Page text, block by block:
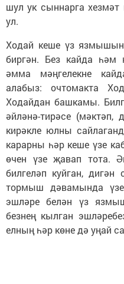
шул ук сыннарга
ул.
Ходай кеше үз
биргән. Без кайда һәм
әмма мәңгелекне
алабыз: очтомакта
Ходайдан башкамы.
әйләнә-тирәсе (мәктәп,
кирәкле юлны
карарны һәр кеше үзе
өчен үзе җавап тота.
билгеләп куйган, дигән
тормыш дәвамында
эшләре белән үз
безнең кылган
елның һәр көне дә уңай